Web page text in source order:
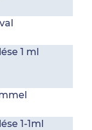
1 ml
1-1ml